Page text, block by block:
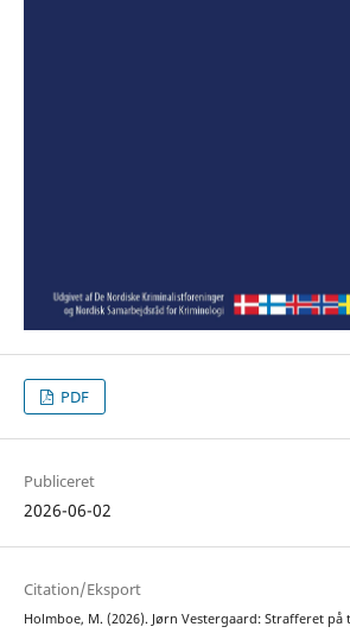
PDF
Publiceret
2026-06-02
Citation/Eksport
Holmboe, M. (2026). Jørn Vestergaard: Strafferet